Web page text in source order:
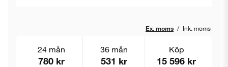
Ex. moms / Ink. moms
24 mån
780 kr
36 mån
531 kr
Köp
15 596 kr